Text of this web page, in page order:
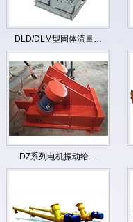
DLD/DLM型固体流量…
DZ系列电机振动给…